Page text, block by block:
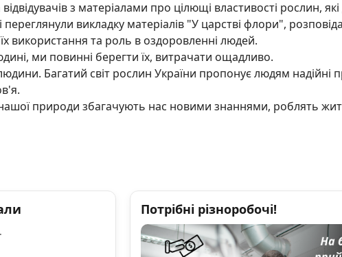
з матеріалами про цілющі властивості рослин, які
викладку матеріалів "У царстві флори",
їх використання та роль в оздоровленні людей.
ми повинні берегти їх, витрачати ощадливо.
Багатий світ рослин України пропонує людям надійні
природи збагачують нас новими знаннями, роблять
Потрібні різноробочі!